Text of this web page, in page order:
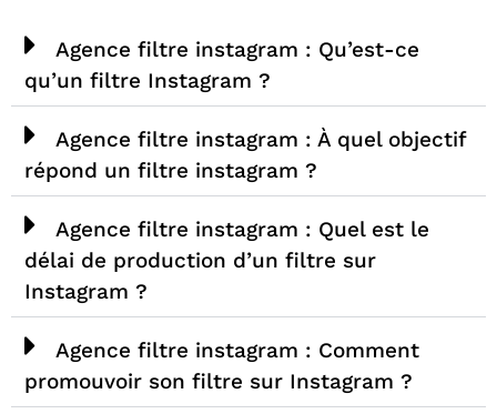
Agence filtre instagram : Qu’est-ce
qu’un filtre Instagram ?
Agence filtre instagram : À quel objectif
répond un filtre instagram ?
Agence filtre instagram : Quel est le
délai de production d’un filtre sur
Instagram ?
Agence filtre instagram : Comment
promouvoir son filtre sur Instagram ?